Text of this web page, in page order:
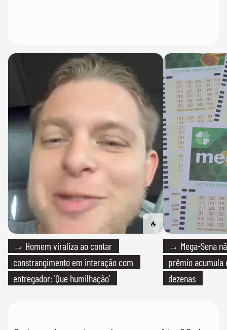
→ Homem viraliza ao contar
constrangimento em interação com
entregador: 'Que humilhação'
→ Mega-Sena
prêmio acumula
dezenas